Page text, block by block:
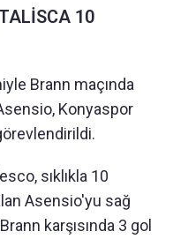
10
Brann maçında
Konyaspor
sıklıkla 10
Asensio'yu sağ
karşısında 3 gol